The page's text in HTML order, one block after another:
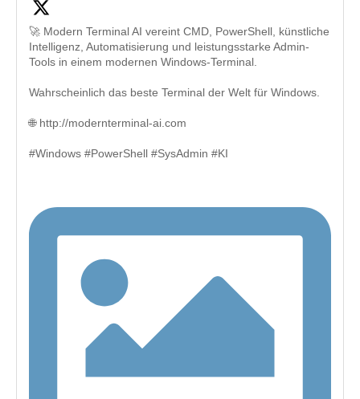
🚀 Modern Terminal AI vereint CMD, PowerShell, künstliche
Intelligenz, Automatisierung und leistungsstarke Admin-
Tools in einem modernen Windows-Terminal.
Wahrscheinlich das beste Terminal der Welt für Windows.
🌐 http://modernterminal-ai.com
#Windows #PowerShell #SysAdmin #KI